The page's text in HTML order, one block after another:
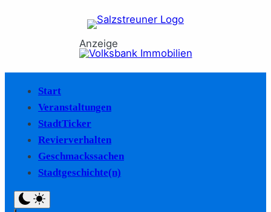
Anzeige
Start
Veranstaltungen
StadtTicker
Revierverhalten
Geschmackssachen
Stadtgeschichte(n)